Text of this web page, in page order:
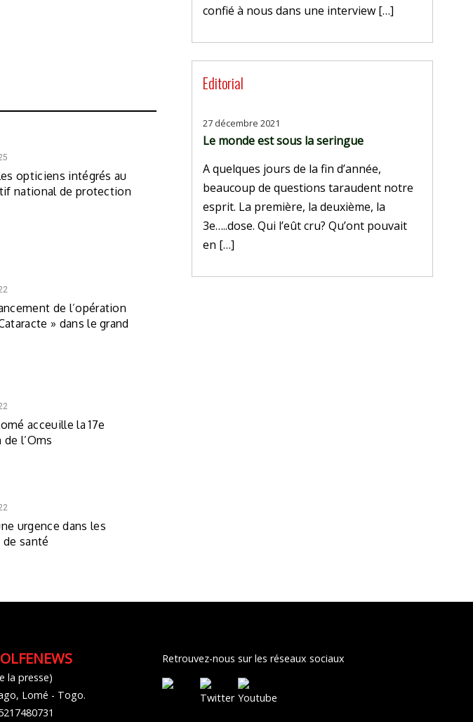
opticiens intégrés au
national de protection
de l’opération
» dans le grand
acceuille la 17e
l’Oms
urgence dans les
santé
confié à nous dans une interview […]
Editorial
27 décembre 2021
Le monde est sous la seringue
A quelques jours de la fin d’année,
beaucoup de questions taraudent notre
esprit. La première, la deuxième, la
3e…..dose. Qui l’eût cru? Qu’ont pouvait
en […]
la presse)
Lomé - Togo.
Retrouvez-nous sur les réseaux sociaux